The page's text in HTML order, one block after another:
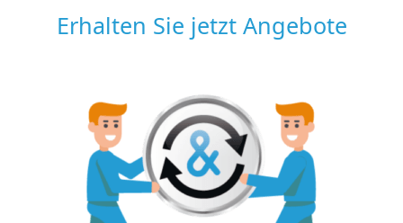
Erhalten Sie jetzt Angebote